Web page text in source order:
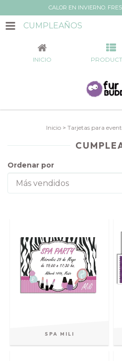
CALOR EN INVIERNO.
CUMPLEAÑOS
INICIO
Inicio > Tarjetas para
Ordenar por
SPA MILI